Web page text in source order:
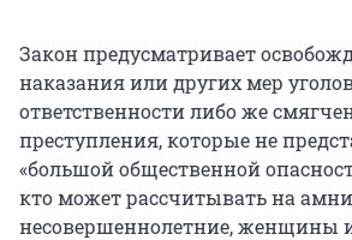
Закон предусматривает
наказания или других мер
ответственности либо же
преступления, которые не
«большой общественной
кто может рассчитывать на
несовершеннолетние, женщины